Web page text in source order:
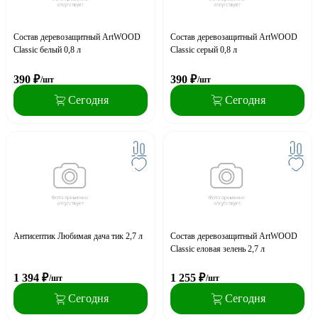
Состав деревозащитный ArtWOOD
Classic белый 0,8 л
390 ₽/шт
Сегодня
Состав деревозащитный ArtWOOD
Classic серый 0,8 л
390 ₽/шт
Сегодня
Антисептик Любимая дача тик 2,7 л
1 394 ₽/шт
Сегодня
Состав деревозащитный ArtWOOD
Classic еловая зелень 2,7 л
1 255 ₽/шт
Сегодня